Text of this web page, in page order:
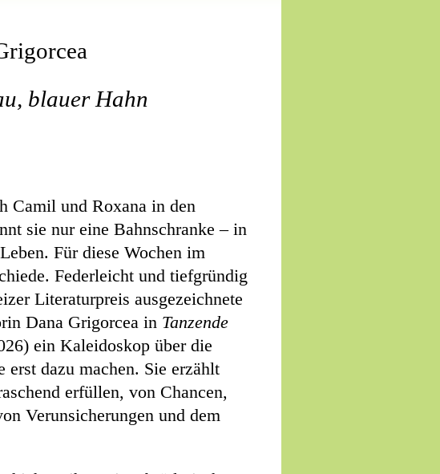
blauer Hahn
Camil und Roxana in den
sie nur eine Bahnschranke – in
Für diese Wochen im
Federleicht und tiefgründig
Literaturpreis ausgezeichnete
Dana Grigorcea in Tanzende
ein Kaleidoskop über die
dazu machen. Sie erzählt
erfüllen, von Chancen,
Verunsicherungen und dem